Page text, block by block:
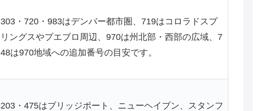
303・720・983はデンバー都市圏、719はコロラドスプ
リングスやプエブロ周辺、970は州北部・西部の広域、7
48は970地域への追加番号の目安です。
203・475はブリッジポート、ニューヘイブン、スタンフ